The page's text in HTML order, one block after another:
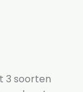
3 soorten